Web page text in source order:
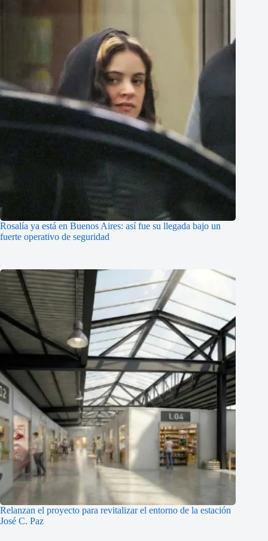
Rosalía ya está en Buenos Aires: así fue su llegada bajo un
fuerte operativo de seguridad
Relanzan el proyecto para revitalizar el entorno de la estación
José C. Paz